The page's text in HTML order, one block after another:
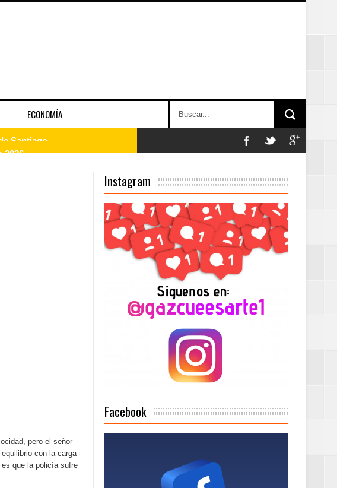
ECONOMÍA
2026
Local RD con perspectiva
a la Patria” en la clausura
artísticas en París
de lujo en el Hard Rock Café
nacional
taquillera del 2025
pero el señor
con la carga
que la policía sufre
Instagram
Facebook